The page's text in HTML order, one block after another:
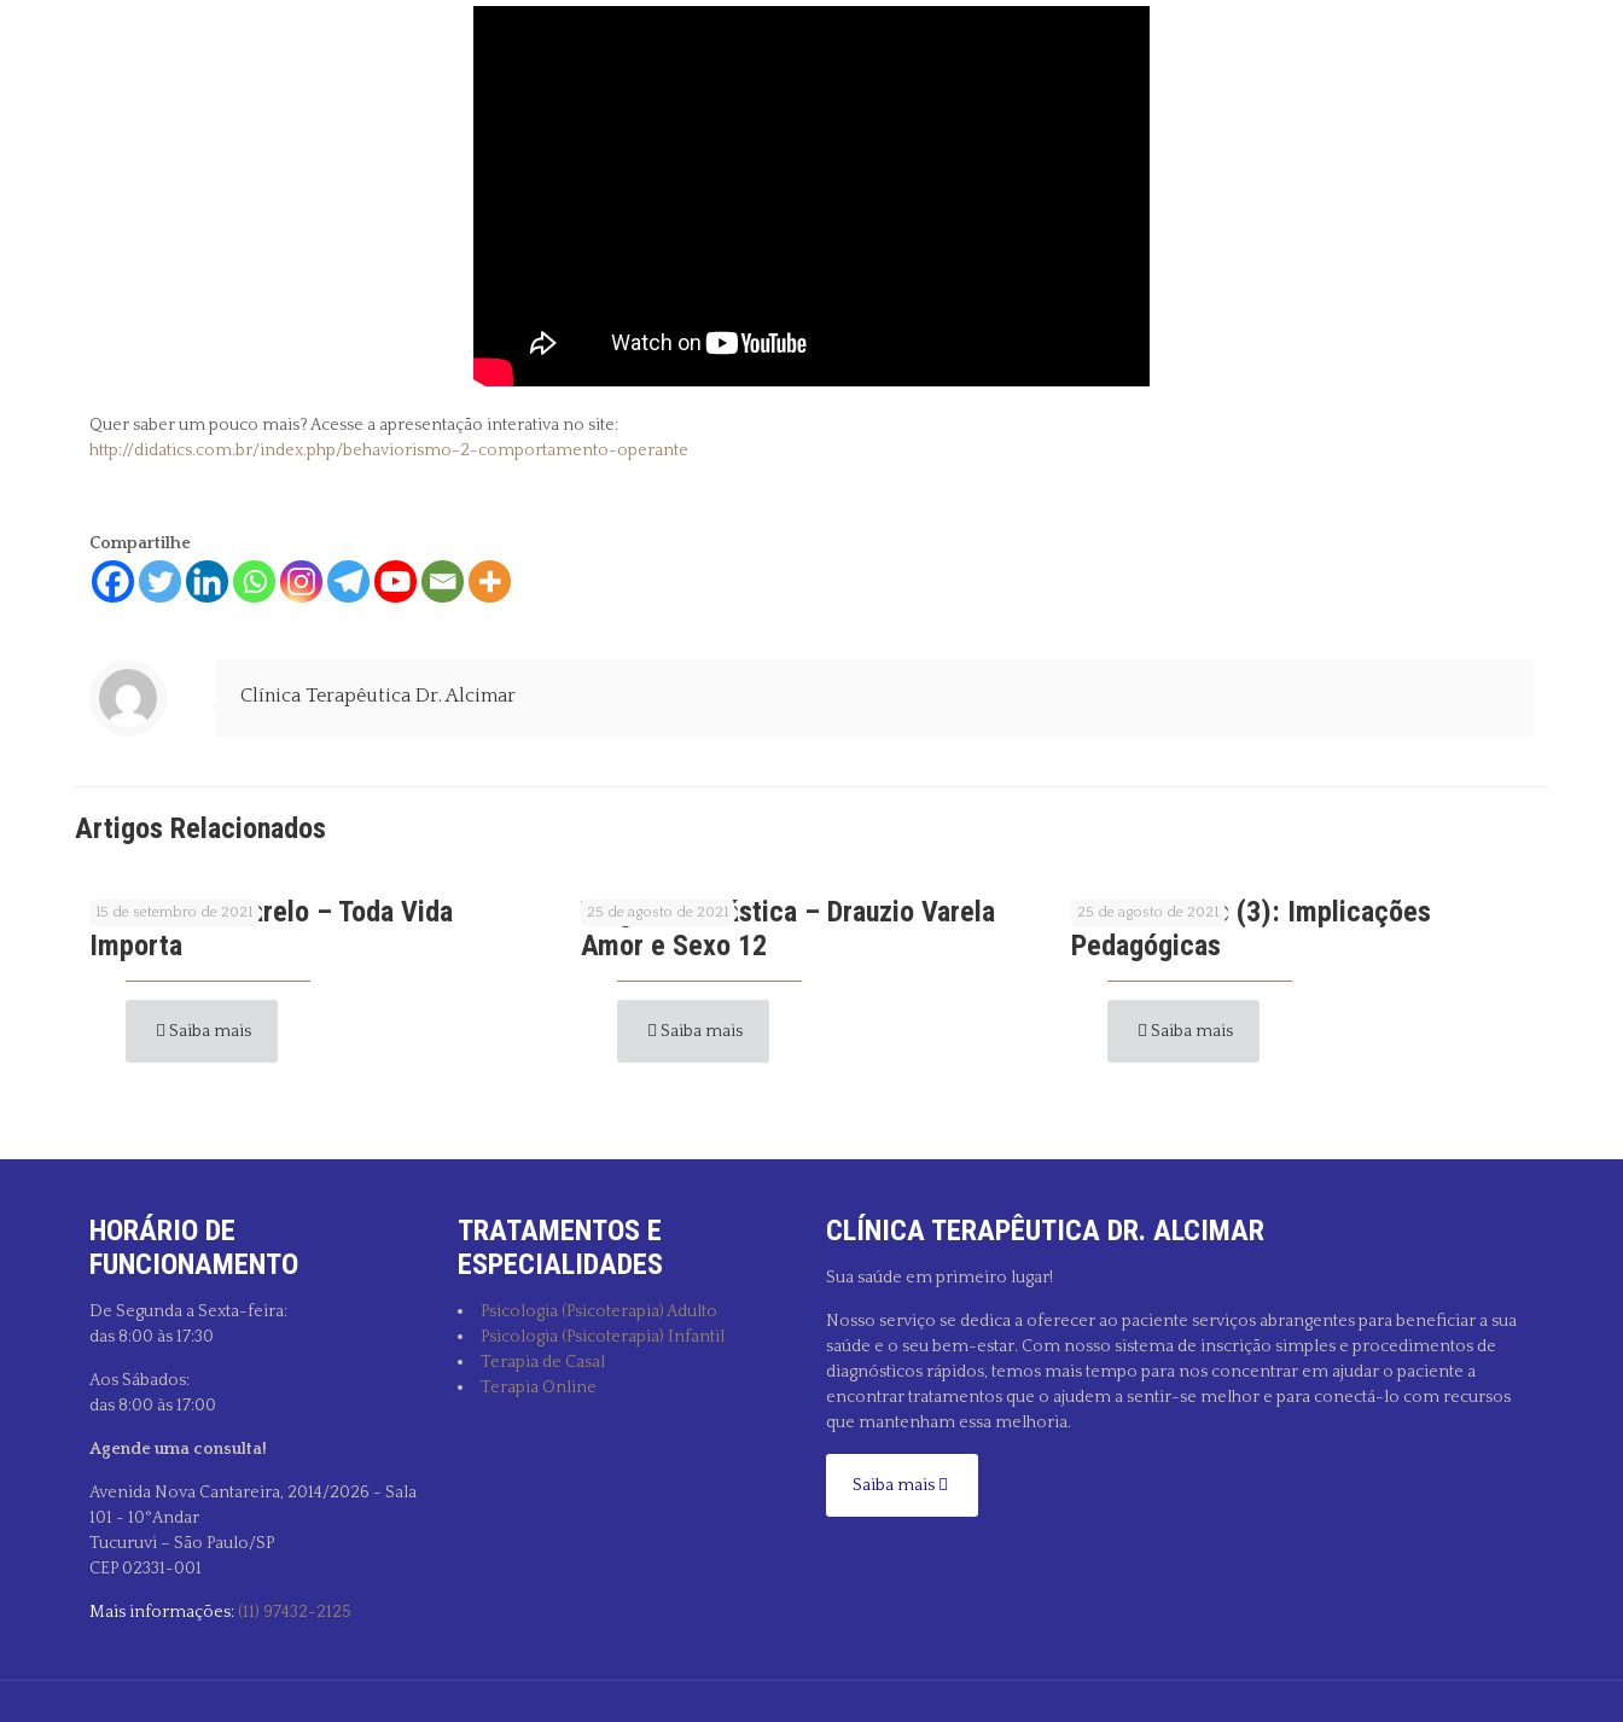
Quer saber um pouco mais? Acesse a apresentação interativa no site:
http://didatics.com.br/index.php/behaviorismo-2-comportamento-operante
Compartilhe
Clínica Terapêutica Dr. Alcimar
Artigos Relacionados
15 de setembro de 2021
Setembro Amarelo – Toda Vida
Importa
Saiba mais
25 de agosto de 2021
Viagem Fantástica – Drauzio Varela
Amor e Sexo 12
Saiba mais
25 de agosto de 2021
Behaviorismo (3): Implicações
Pedagógicas
Saiba mais
HORÁRIO DE
FUNCIONAMENTO
De Segunda a Sexta-feira:
das 8:00 às 17:30
Aos Sábados:
das 8:00 às 17:00
Agende uma consulta!
Avenida Nova Cantareira, 2014/2026 - Sala
101 - 10°Andar
Tucuruvi – São Paulo/SP
CEP 02331-001
Mais informações: (11) 97432-2125
TRATAMENTOS E
ESPECIALIDADES
Psicologia (Psicoterapia) Adulto
Psicologia (Psicoterapia) Infantil
Terapia de Casal
Terapia Online
CLÍNICA TERAPÊUTICA DR. ALCIMAR
Sua saúde em primeiro lugar!
Nosso serviço se dedica a oferecer ao paciente serviços abrangentes para beneficiar a sua
saúde e o seu bem-estar. Com nosso sistema de inscrição simples e procedimentos de
diagnósticos rápidos, temos mais tempo para nos concentrar em ajudar o paciente a
encontrar tratamentos que o ajudem a sentir-se melhor e para conectá-lo com recursos
que mantenham essa melhoria.
Saiba mais